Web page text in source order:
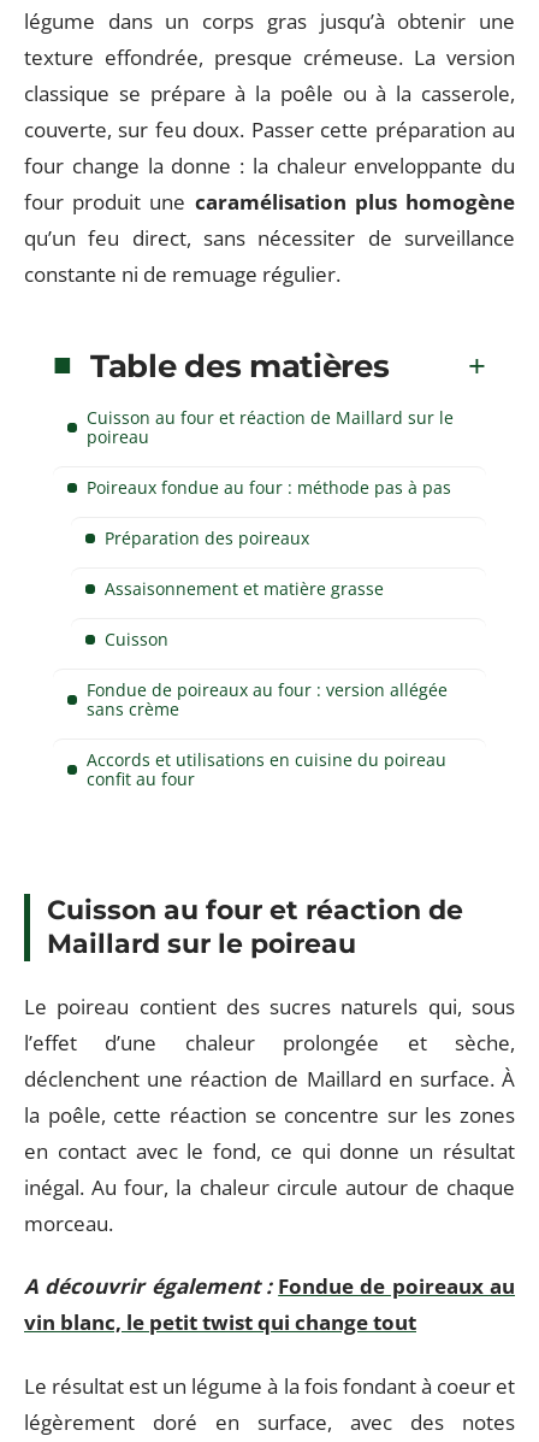
légume dans un corps gras jusqu’à obtenir une
texture effondrée, presque crémeuse. La version
classique se prépare à la poêle ou à la casserole,
couverte, sur feu doux. Passer cette préparation au
four change la donne : la chaleur enveloppante du
four produit une caramélisation plus homogène
qu’un feu direct, sans nécessiter de surveillance
constante ni de remuage régulier.
Table des matières
Cuisson au four et réaction de Maillard sur le
poireau
Poireaux fondue au four : méthode pas à pas
Préparation des poireaux
Assaisonnement et matière grasse
Cuisson
Fondue de poireaux au four : version allégée
sans crème
Accords et utilisations en cuisine du poireau
confit au four
Cuisson au four et réaction de
Maillard sur le poireau
Le poireau contient des sucres naturels qui, sous
l’effet d’une chaleur prolongée et sèche,
déclenchent une réaction de Maillard en surface. À
la poêle, cette réaction se concentre sur les zones
en contact avec le fond, ce qui donne un résultat
inégal. Au four, la chaleur circule autour de chaque
morceau.
A découvrir également : Fondue de poireaux au
vin blanc, le petit twist qui change tout
Le résultat est un légume à la fois fondant à coeur et
légèrement doré en surface, avec des notes